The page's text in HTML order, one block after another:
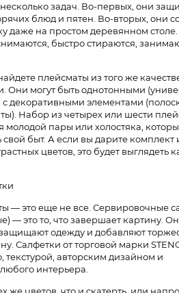
задач. Во-первых, они
блюд и пятен. Во-вторых, они
даже на простом деревянном столе.
быстро стираются,
плейсматы из того же
Они могут быть однотонными
декоративными элементами
Набор из четырех или шести
молодой пары или холостяка,
свой быт. А если вы дарите комплект
цветов, это будет выглядеть
— это еще не все. Сервировочные
— это то, что завершает картину.
одежду и добавляют
Салфетки от торговой марки
текстурой, авторским дизайном и
интерьера.